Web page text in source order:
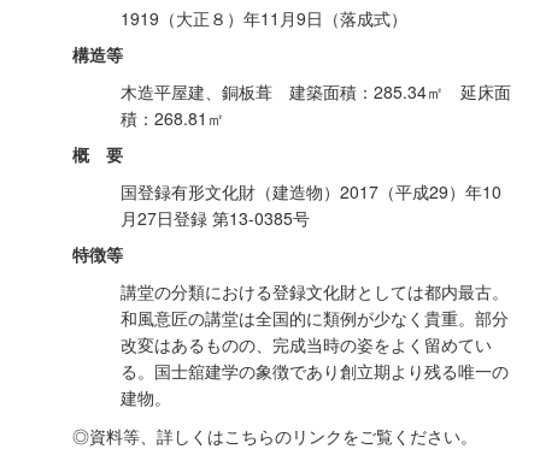
1919（大正８）年11月9日（落成式）
構造等
木造平屋建、銅板葺 建築面積：285.34㎡ 延床面
積：268.81㎡
概 要
国登録有形文化財（建造物）2017（平成29）年10
月27日登録 第13-0385号
特徴等
講堂の分類における登録文化財としては都内最古。
和風意匠の講堂は全国的に類例が少なく貴重。部分
改変はあるものの、完成当時の姿をよく留めてい
る。国士舘建学の象徴であり創立期より残る唯一の
建物。
◎資料等、詳しくはこちらのリンクをご覧ください。